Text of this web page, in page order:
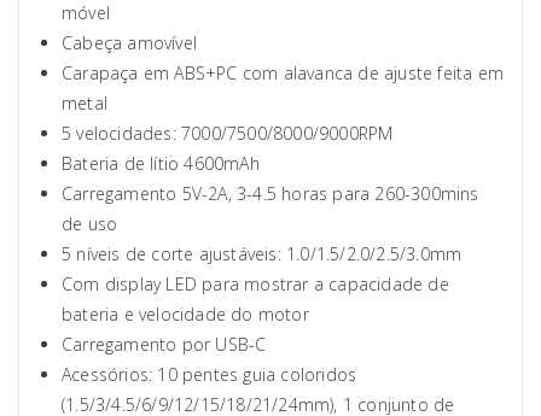
móvel
Cabeça amovível
Carapaça em ABS+PC com alavanca de ajuste feita em
metal
5 velocidades: 7000/7500/8000/9000RPM
Bateria de lítio 4600mAh
Carregamento 5V-2A, 3-4.5 horas para 260-300mins
de uso
5 níveis de corte ajustáveis: 1.0/1.5/2.0/2.5/3.0mm
Com display LED para mostrar a capacidade de
bateria e velocidade do motor
Carregamento por USB-C
Acessórios: 10 pentes guia coloridos
(1.5/3/4.5/6/9/12/15/18/21/24mm), 1 conjunto de